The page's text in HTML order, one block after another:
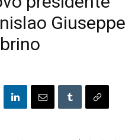
Giuseppe